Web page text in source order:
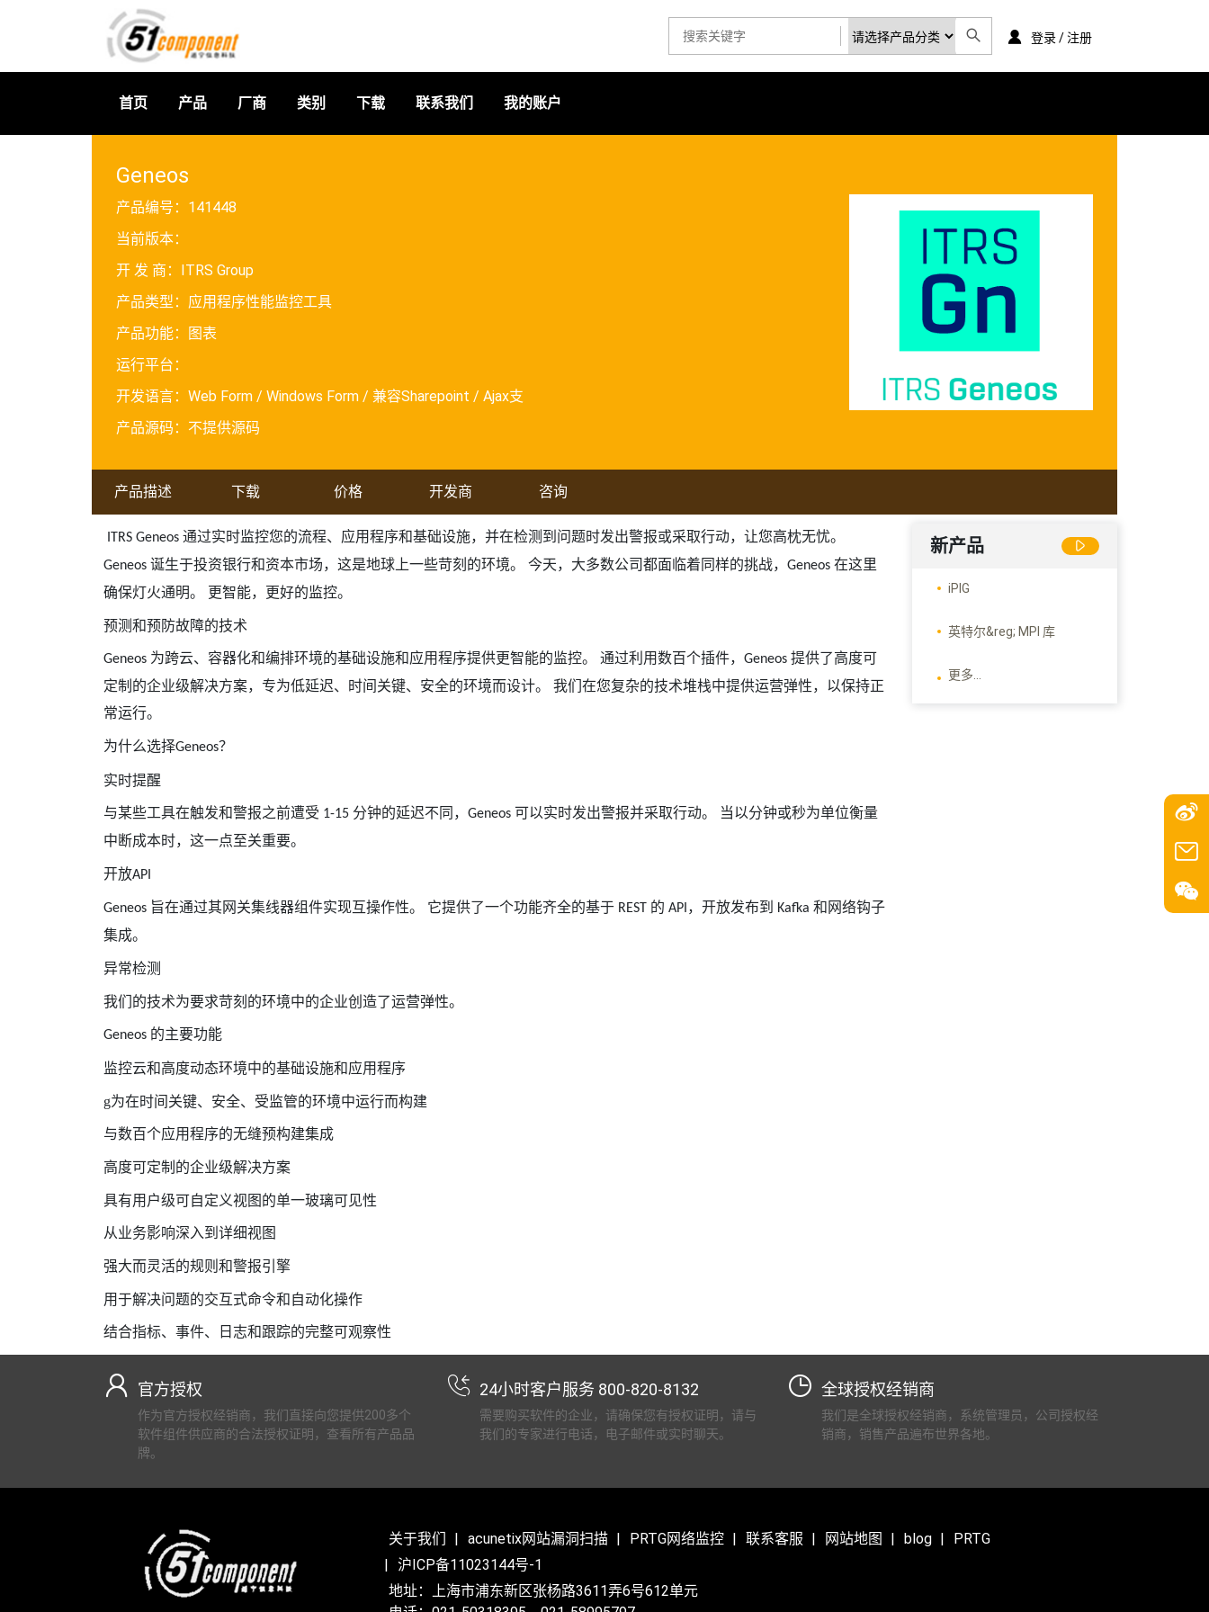
登录 / 注册
首页 产品 厂商 类别 下载 联系我们 我的账户
Geneos
产品编号： 141448
当前版本：
开 发 商：
ITRS Group
产品类型： 应用程序性能监控工具
产品功能：
图表
运行平台：
开发语言： Web Form / Windows Form / 兼容Sharepoint / Ajax支
产品源码： 不提供源码
产品描述 下载 价格 开发商 咨询
ITRS Geneos 通过实时监控您的流程、应用程序和基础设施，并在检测到问题时发出警报或采取行动，让您高枕无忧。
Geneos 诞生于投资银行和资本市场，这是地球上一些苛刻的环境。 今天，大多数公司都面临着同样的挑战， Geneos 在这里
确保灯火通明。 更智能，更好的监控。
预测和预防故障的技术
Geneos 为跨云、容器化和编排环境的基础设施和应用程序提供更智能的监控。 通过利用数百个插件， Geneos 提供了高度可
定制的企业级解决方案，专为低延迟、时间关键、安全的环境而设计。 我们在您复杂的技术堆栈中提供运营弹性，以保持正
常运行。
为什么选择Geneos？
实时提醒
与某些工具在触发和警报之前遭受 1-15 分钟的延迟不同， Geneos 可以实时发出警报并采取行动。 当以分钟或秒为单位衡量
中断成本时，这一点至关重要。
开放API
Geneos 旨在通过其网关集线器组件实现互操作性。 它提供了一个功能齐全的基于 REST 的 API，开放发布到 Kafka 和网络钩子
集成。
异常检测
我们的技术为要求苛刻的环境中的企业创造了运营弹性。
Geneos 的主要功能
监控云和高度动态环境中的基础设施和应用程序
g为在时间关键、安全、受监管的环境中运行而构建
与数百个应用程序的无缝预构建集成
高度可定制的企业级解决方案
具有用户级可自定义视图的单一玻璃可见性
从业务影响深入到详细视图
强大而灵活的规则和警报引擎
用于解决问题的交互式命令和自动化操作
结合指标、事件、日志和跟踪的完整可观察性
新产品
iPIG
英特尔&reg; MPI 库
更多...
官方授权
作为官方授权经销商，我们直接向您提供200多个
软件组件供应商的合法授权证明，查看所有产品品
牌。
24小时客户服务 800-820-8132
需要购买软件的企业，请确保您有授权证明，请与
我们的专家进行电话，电子邮件或实时聊天。
全球授权经销商
我们是全球授权经销商，系统管理员，公司授权经
销商，销售产品遍布世界各地。
关于我们 acunetix网站漏洞扫描 PRTG网络监控 联系客服 网站地图 blog
PRTG
沪ICP备11023144号-1
地址：上海市浦东新区张杨路3611弄6号612单元